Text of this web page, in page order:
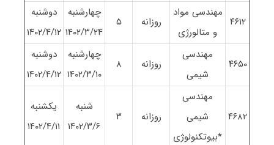
۴۶١٢
مهندسی مواد
و متالورژی
روزانه ۵
چهارشنبه
١۴٠٢/٣/٢۴
دوشنبه
١۴٠٢/۴/١٢
۴۶۵٠
مهندسی
شیمی
روزانه ٨
چهارشنبه
١۴٠٢/٣/١٠
دوشنبه
١۴٠٢/۴/١٢
۴۶٨٢
مهندسی
شیمی
*بیوتکنولوژی
روزانه ٣
شنبه
١۴٠٢/٣/۶
یکشنبه
١۴٠٢/۴/١١